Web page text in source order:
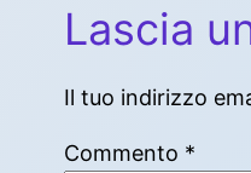
Lascia
Il tuo indirizzo
Commento *